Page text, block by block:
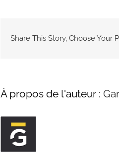
Share This Story, Choose Your
À propos de l'auteur :